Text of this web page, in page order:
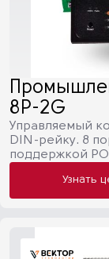
8P-2G
Управляемый
DIN-рейку. 8
поддержкой
Узнать